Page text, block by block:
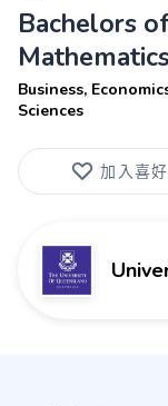
Bachelors
Mathematics
Business,
Sciences
加入喜